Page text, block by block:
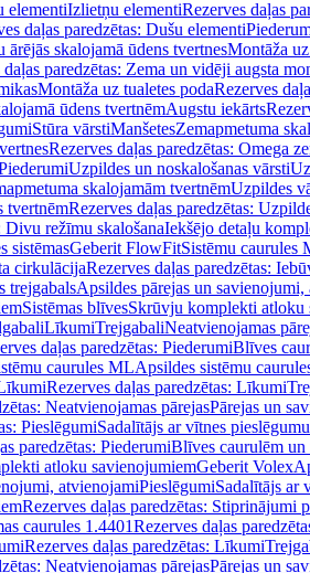
elementiIzlietņu elementiRezerves daļas
daļas paredzētas: Dušu elementi
ārējās skalojamā ūdens tvertnesMontāža
daļas paredzētas: Zema un vidēji augsta
Montāža uz tualetes podaRezerves
ūdens tvertnēmAugstu iekārts
Stūra vārstiManšetesZemapmetuma
Rezerves daļas paredzētas: Omega
Uzpildes un noskalošanas vārsti
skalojamām tvertnēmUzpildes
tvertnēmRezerves daļas paredzētas:
Divu režīmu skalošanaIekšējo detaļu
sistēmasGeberit FlowFitSistēmu caurules
cirkulācijaRezerves daļas paredzētas:
trejgabalsApsildes pārejas un savienojumi,
Sistēmas blīvesSkrūvju komplekti atloku
LīkumiTrejgabaliNeatvienojamas
daļas paredzētas: PiederumiBlīves
caurules MLApsildes sistēmu
Rezerves daļas paredzētas: Līkumi
Neatvienojamas pārejasPārejas un
PieslēgumiSadalītājs ar vītnes pieslēgumu
paredzētas: PiederumiBlīves caurulēm un
atloku savienojumiemGeberit Volex
atvienojamiPieslēgumiSadalītājs ar
Rezerves daļas paredzētas: Stiprinājumi
caurules 1.4401Rezerves daļas
Rezerves daļas paredzētas: Līkumi
Neatvienojamas pārejasPārejas un